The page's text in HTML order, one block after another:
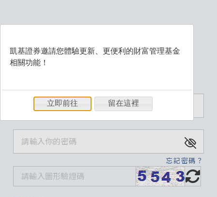
忘記密碼？
凱基證券邀請您體驗更新、更便利的財富管理基金
相關功能！
立即前往 留在這裡